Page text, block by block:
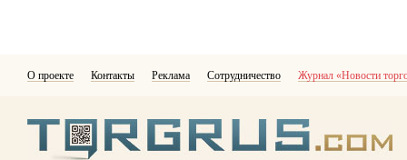
О проекте Контакты Реклама Сотрудничество Журнал «Новости